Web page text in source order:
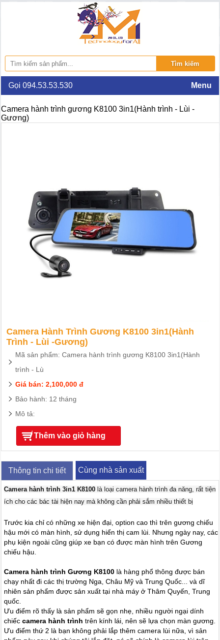
Gọi 094.53.53.530 Menu
Camera hành trình gương K8100 3in1(Hành trình - Lùi -
Gương)
Camera Hành Trình Gương K8100 3in1(Hành
Trình - Lùi -Gương)
Mã sản phẩm: Camera hành trình gương K8100 3in1(Hành
trình - Lù
Giá bán: 2,100,000 đ
Bảo hành: 12 tháng
Mô tả:
Thêm vào giỏ hàng
Thông tin chi tiết Cùng nhà sản xuất
Camera hành trình 3in1 K8100 là loại camera hành trình đa năng, rất tiện
ích cho các bác tài hiện nay mà không cần phải sắm nhiều thiết bị
Trước kia chỉ có những xe hiện đại, option cao thì trên gương chiếu
hậu mới có màn hình, sử dụng hiển thị cam lùi. Nhưng ngày nay, các
phụ kiện ngoài cũng giúp xe bạn có được màn hình trên Gương
chiếu hậu.
Camera hành trình Gương K8100 là hàng phổ thông được bán
chạy nhất đi các thị trường Nga, Châu Mỹ và Trung Quốc... và dĩ
nhiên sản phẩm được sản xuất tại nhà máy ở Thâm Quyến, Trung
quốc.
Ưu điểm rõ thấy là sản phẩm sẽ gọn nhẹ, nhiều người ngại dính
chiếccamera hành trình trên kính lái, nên sẽ lựa chọn màn gương.
Ưu điểm thứ 2 là bạn không phải lắp thêm camera lùi nữa, vì sản